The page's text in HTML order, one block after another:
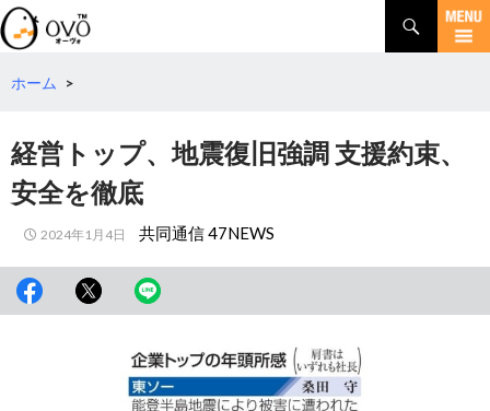
検
索
コ
テ
へ
動
ホーム >
経営トップ、地震復旧強調 支援約束、
安全を徹底
2024年1月4日 共同通信 47NEWS